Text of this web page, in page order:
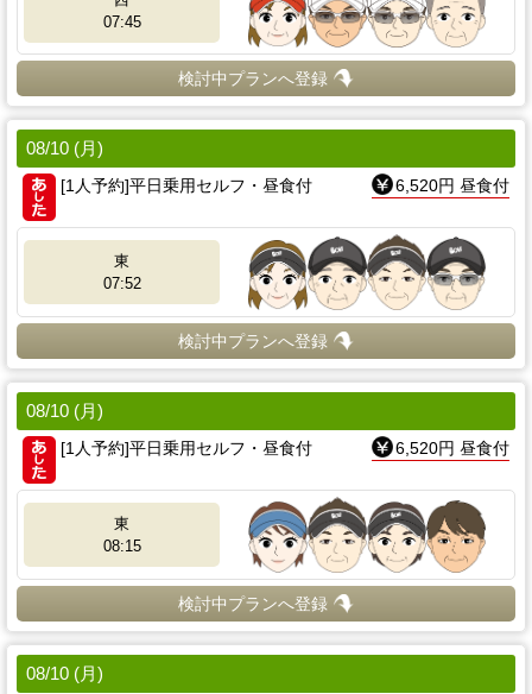
07:45
検討中プランへ登録
08/10 (月)
[1人予約]平日乗用セルフ・昼食付
6,520円 昼食付
東
07:52
検討中プランへ登録
08/10 (月)
[1人予約]平日乗用セルフ・昼食付
6,520円 昼食付
東
08:15
検討中プランへ登録
08/10 (月)